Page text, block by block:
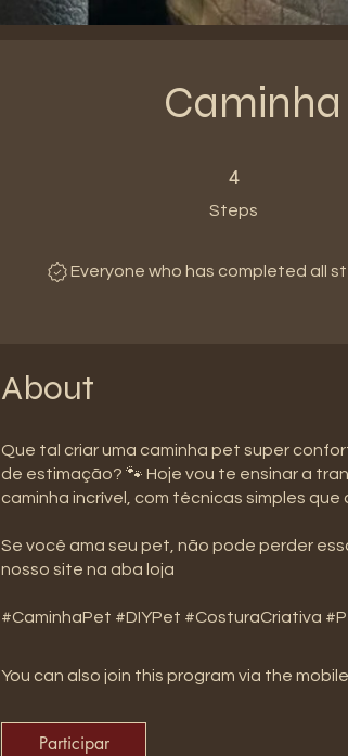
4
Steps
Everyone who has completed all
About
Que tal criar uma caminha pet super
de estimação? 🐾 Hoje vou te ensinar a
caminha incrível, com técnicas simples
Se você ama seu pet, não pode perder
nosso site na aba loja
#CaminhaPet #DIYPet #CosturaCriativa
You can also join this program via the
Participar